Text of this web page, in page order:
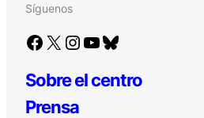
Síguenos
Facebook X Instagram YouTube Bluesky
Sobre el centro
Prensa